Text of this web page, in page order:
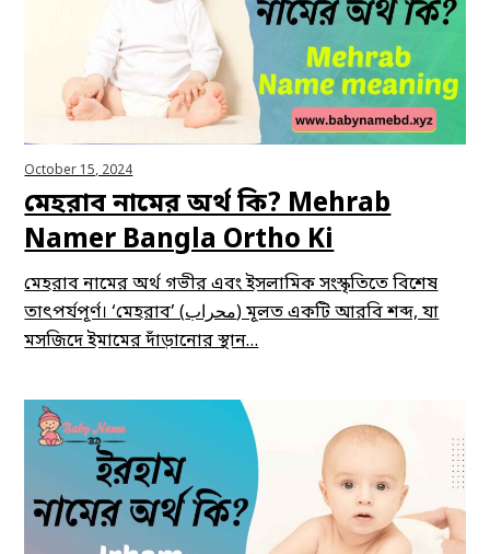
October 15, 2024
মেহরাব নামের অর্থ কি? Mehrab
Namer Bangla Ortho Ki
মেহরাব নামের অর্থ গভীর এবং ইসলামিক সংস্কৃতিতে বিশেষ
তাৎপর্যপূর্ণ। ‘মেহরাব’ (محراب) মূলত একটি আরবি শব্দ, যা
মসজিদে ইমামের দাঁড়ানোর স্থান…